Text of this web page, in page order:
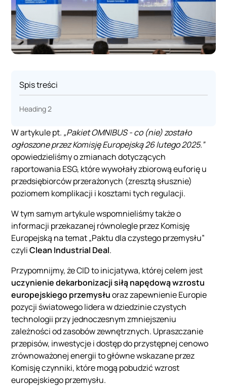
Spis treści
Heading 2
W artykule pt. „Pakiet OMNIBUS - co (nie) zostało
ogłoszone przez Komisję Europejską 26 lutego 2025.”
opowiedzieliśmy o zmianach dotyczących
raportowania ESG, które wywołały zbiorową euforię u
przedsiębiorców przerażonych (zresztą słusznie)
poziomem komplikacji i kosztami tych regulacji.
W tym samym artykule wspomnieliśmy także o
informacji przekazanej równolegle przez Komisję
Europejską na temat „Paktu dla czystego przemysłu”
czyliClean Industrial Deal.
Przypomnijmy, że CID to inicjatywa, której celem jest
uczynienie dekarbonizacji siłą napędową wzrostu
europejskiego przemysłuoraz zapewnienie Europie
pozycji światowego lidera w dziedzinie czystych
technologii przy jednoczesnym zmniejszeniu
zależności od zasobów zewnętrznych. Upraszczanie
przepisów, inwestycje i dostęp do przystępnej cenowo
zrównoważonej energii to główne wskazane przez
Komisję czynniki, które mogą pobudzić wzrost
europejskiego przemysłu.